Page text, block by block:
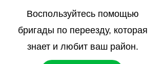
Воспользуйтесь помощью
бригады по переезду, которая
знает и любит ваш район.